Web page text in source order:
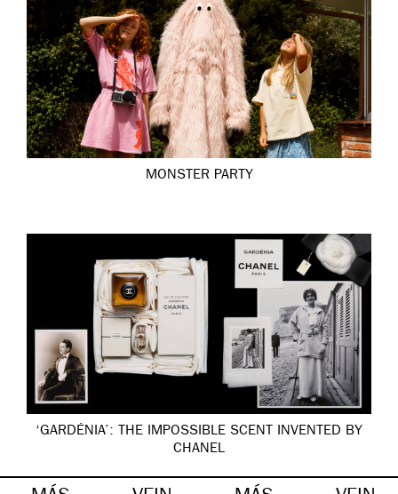
MONSTER PARTY
‘GARDÉNIA’: THE IMPOSSIBLE SCENT INVENTED BY
CHANEL